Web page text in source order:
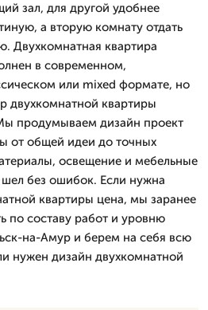
зал, для другой удобнее
а вторую комнату отдать
Двухкомнатная квартира
в современном,
или mixed формате, но
двухкомнатной квартиры
продумываем дизайн проект
от общей идеи до точных
освещение и мебельные
без ошибок. Если нужна
квартиры цена, мы заранее
по составу работ и уровню
на-Амур и берем на себя всю
нужен дизайн двухкомнатной